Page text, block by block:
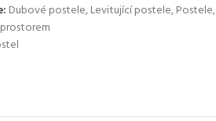
Dubové postele,Levitující postele,Postele,